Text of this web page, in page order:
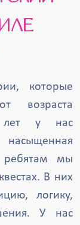
которые
возраста
лет у нас
мы
В них
логику,
У нас